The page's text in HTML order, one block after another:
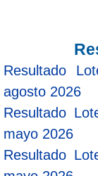
Resultado
agosto 2026
Resultado
mayo 2026
Resultado